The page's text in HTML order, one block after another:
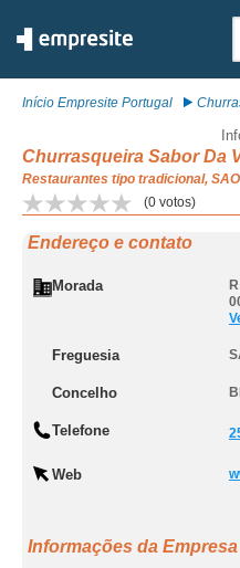
Início Empresite Portugal
Churrasqueira Sabor Da
Restaurantes tipo tradicional,
(0 votos)
Endereço e contato
Morada
Freguesia
Concelho
Telefone
Web
Informações da Empresa